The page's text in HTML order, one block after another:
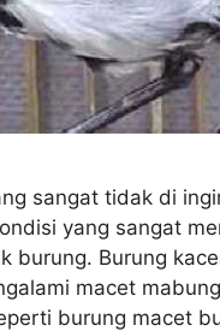
sangat tidak di
yang sangat
burung. Burung
macet
burung macet